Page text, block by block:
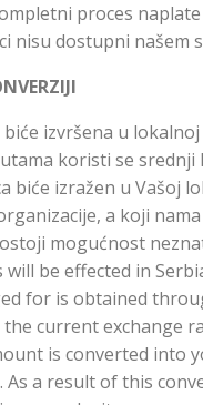
proces
nisu dostupni našem
biće izvršena u
koristi se srednji
biće izražen u Vašoj
a koji
mogućnost
will be effected in
for is obtained
current exchange
is converted into
As a result of this